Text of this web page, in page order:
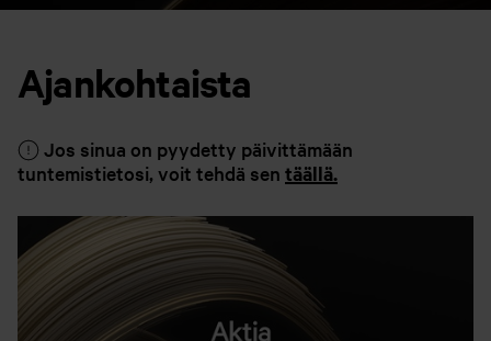
Ajankohtaista
Jos sinua on pyydetty päivittämään
tuntemistietosi, voit tehdä sen täällä.